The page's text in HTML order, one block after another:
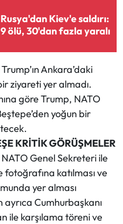
Rusya'dan Kiev'e saldırı:
9 ölü, 30'dan fazla yaralı
Ankara’daki
ziyareti yer almadı.
göre Trump, NATO
yoğun bir
KRİTİK GÖRÜŞMELER
Genel Sekreteri ile
katılması ve
yer alması
ayrıca Cumhurbaşkanı
ile karşılama töreni ve